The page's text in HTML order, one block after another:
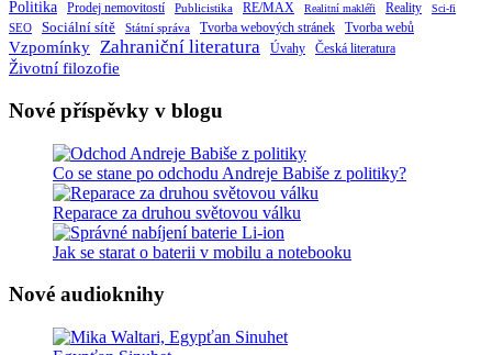
Politika Prodej nemovitostí Publicistika RE/MAX Realitní makléři Reality Sci-fi
SEO Sociální sítě Státní správa Tvorba webových stránek Tvorba webů
Vzpomínky Zahraniční literatura Úvahy Česká literatura
Životní filozofie
Nové příspěvky v blogu
Co se stane po odchodu Andreje Babiše z politiky?
Reparace za druhou světovou válku
Jak se starat o baterii v mobilu a notebooku
Nové audioknihy